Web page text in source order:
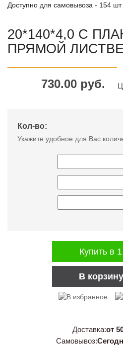
Доступно для самовывоза - 154 шт
20*140*4,0 С
ПРЯМОЙ
730.00 руб.
Кол-во:
Укажите удобное для Вас
В корзину
Купить в
Доставка:от
Самовывоз: